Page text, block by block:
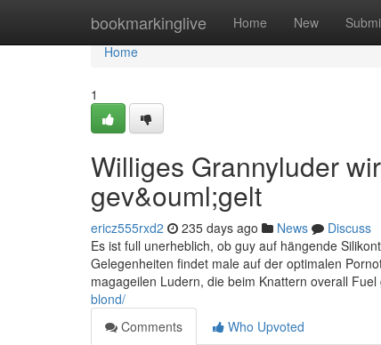
bookmarkinglive Home New
Home
Home
1
Williges Grannyluder
gev&ouml;gelt
ericz555rxd2 235 days ago News
Discuss
Es ist full unerheblich, ob guy auf hängende
Gelegenheiten findet male auf der optimalen
magageilen Ludern, die beim Knattern overall
blond/
Comments
Who Upvoted